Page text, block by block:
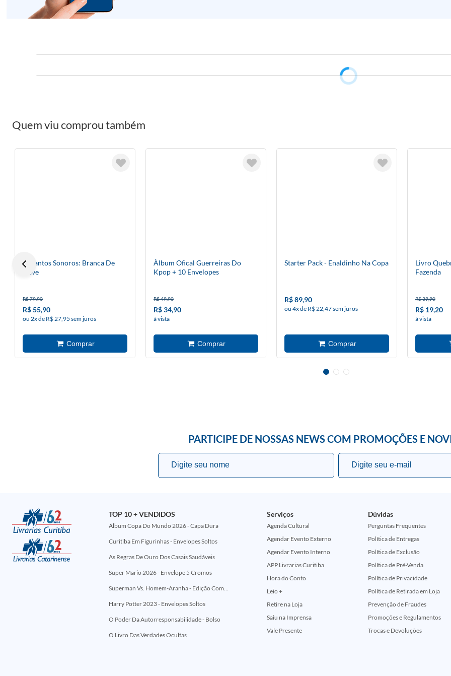
Quem viu comprou também
Encantos Sonoros: Branca De
Neve
R$ 79,90
R$ 55,90
ou 2x de R$ 27,95 sem juros
Àlbum Ofical Guerreiras Do
Kpop + 10 Envelopes
R$ 49,90
R$ 34,90
à vista
Starter Pack - Enaldinho Na Copa
R$ 89,90
ou 4x de R$ 22,47 sem juros
Livro
Fazenda
R$ 39,90
R$ 19,20
à vista
PARTICIPE DE NOSSAS NEWS COM PROMOÇÕES E
TOP 10 + VENDIDOS
Álbum Copa Do Mundo 2026 - Capa Dura
Curitiba Em Figurinhas - Envelopes Soltos
As Regras De Ouro Dos Casais Saudáveis
Super Mario 2026 - Envelope 5 Cromos
Superman Vs. Homem-Aranha - Edição Comemorativa 50 Anos (Encontros Clássicos Dc E Marvel)
Harry Potter 2023 - Envelopes Soltos
O Poder Da Autorresponsabilidade - Bolso
O Livro Das Verdades Ocultas
Serviços
Agenda Cultural
Agendar Evento Externo
Agendar Evento Interno
APP Livrarias Curitiba
Hora do Conto
Leio +
Retire na Loja
Saiu na Imprensa
Vale Presente
Dúvidas
Perguntas Frequentes
Política de Entregas
Política de Exclusão
Política de Pré-Venda
Política de Privacidade
Política de Retirada em Loja
Prevenção de Fraudes
Promoções e Regulamentos
Trocas e Devoluções